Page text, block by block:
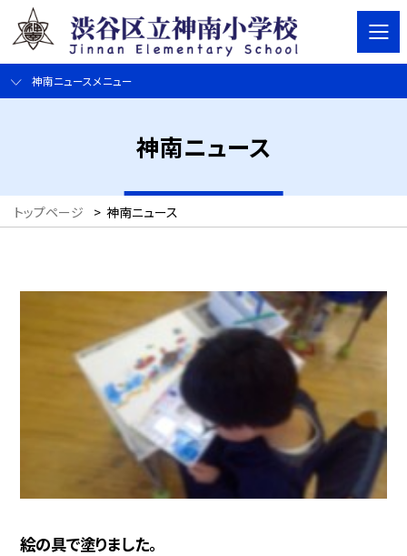
神南ニュースメニュー
神南ニュース
トップページ > 神南ニュース
絵の具で塗りました。